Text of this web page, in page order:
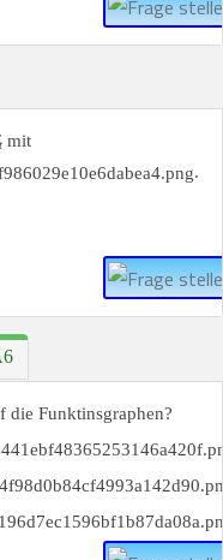
t mit
.
die Funktinsgraphen?